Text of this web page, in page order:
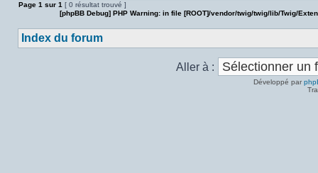
Page 1 sur 1 [ 0 résultat trouvé ]
[phpBB Debug] PHP Warning: in file [ROOT]/vendor/twig/twig/lib/Twig/
Index du forum
Aller à :
Développé par